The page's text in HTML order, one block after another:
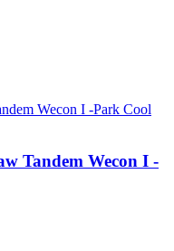
Tandem Wecon I -